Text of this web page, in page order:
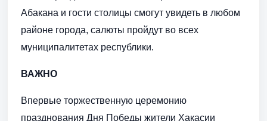
Абакана и гости столицы смогут увидеть в любом
районе города, салюты пройдут во всех
муниципалитетах республики.
ВАЖНО
Впервые торжественную церемонию
празднования Дня Победы жители Хакасии